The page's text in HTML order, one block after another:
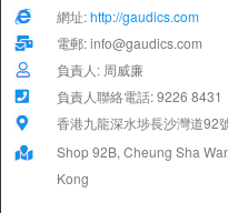
網址:http://gaudics.com
電郵: info@gaudics.com
負責人: 周威廉
負責人聯絡電話: 9226 8431
香港九龍深水埗長沙灣道92
Shop 92B, Cheung Sha
Kong